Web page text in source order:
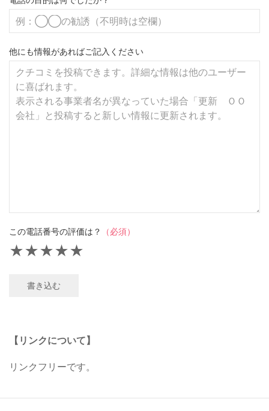
他にも情報があればご記入ください
この電話番号の評価は？ （必須）
★
★
★
★
★
書き込む
【リンクについて】
リンクフリーです。